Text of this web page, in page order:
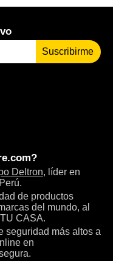
Suscribirme
?
Deltron, líder en
de productos
del mundo, al
CASA.
seguridad más altos a
en